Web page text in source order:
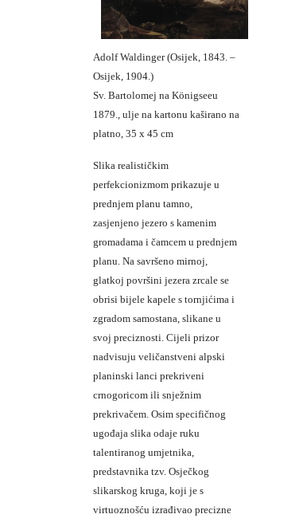
Adolf Waldinger (Osijek, 1843. –
Osijek, 1904.)
Sv. Bartolomej na Königseeu
1879., ulje na kartonu kaširano na
platno, 35 x 45 cm
Slika realističkim
perfekcionizmom prikazuje u
prednjem planu tamno,
zasjenjeno jezero s kamenim
gromadama i čamcem u prednjem
planu. Na savršeno mirnoj,
glatkoj površini jezera zrcale se
obrisi bijele kapele s tornjićima i
zgradom samostana, slikane u
svoj preciznosti. Cijeli prizor
nadvisuju veličanstveni alpski
planinski lanci prekriveni
crnogoricom ili snježnim
prekrivačem. Osim specifičnog
ugođaja slika odaje ruku
talentiranog umjetnika,
predstavnika tzv. Osječkog
slikarskog kruga, koji je s
virtuoznošću izrađivao precizne